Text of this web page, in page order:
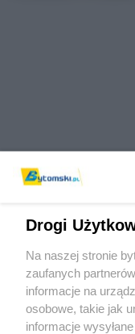
Wydawca mediów
Drogi
Na naszej stronie
zaufanych
informacje na
osobowe, takie jak
informacje